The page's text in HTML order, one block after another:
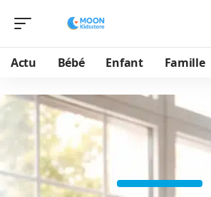
Actu Bébé Enfant Famille